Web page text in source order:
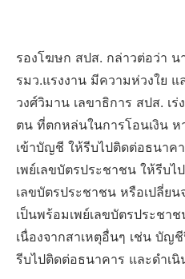
รองโฆษก สปส. กล่าวต่อว่า
รมว.แรงงาน มีความห่วงใย
วงศ์วิมาน เลขาธิการ สปส. เ
ตน ที่ตกหล่นในการโอนเงิน ห
เข้าบัญชี ให้รีบไปติดต่อธนาค
เพย์เลขบัตรประชาชน ให้รีบ
เลขบัตรประชาชน หรือเปลี่ย
เป็นพร้อมเพย์เลขบัตรประชา
เนื่องจากสาเหตุอื่นๆ เช่น บัญ
รีบไปติดต่อธนาคาร และดำเนิ